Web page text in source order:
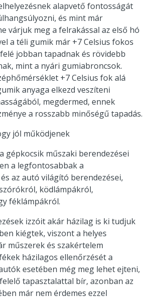
alapvető fontosságát
és mint már
várjuk meg a felrakással az első hó
a téli gumik már +7 Celsius fokos
jobban tapadnak és rövidebb
mint a nyári gumiabroncsok.
+7 Celsius fok alá
anyaga elkezd veszíteni
megdermed, ennek
a rosszabb minőségű tapadás.
jól működjenek
gépkocsik műszaki berendezései
a legfontosabbak a
az autó világító berendezései,
ködlámpákról,
féklámpákról.
izzóit akár házilag is ki tudjuk
kiégtek, viszont a helyes
műszerek és szakértelem
házilagos ellenőrzését a
esetében még meg lehet ejteni,
tapasztalattal bír, azonban az
már nem érdemes ezzel